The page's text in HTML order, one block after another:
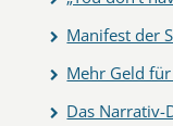
Manifest der
Mehr Geld
Das Narrativ-